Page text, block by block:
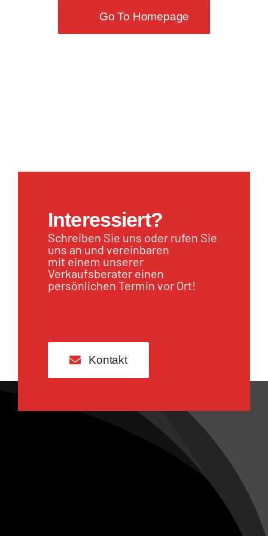
Go To Homepage
Interessiert?
Schreiben Sie uns oder rufen Sie
uns an und vereinbaren
mit einem unserer
Verkaufsberater einen
persönlichen Termin vor Ort!
Kontakt